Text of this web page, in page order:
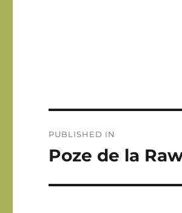
navigation
PUBLISHED IN
Poze de la